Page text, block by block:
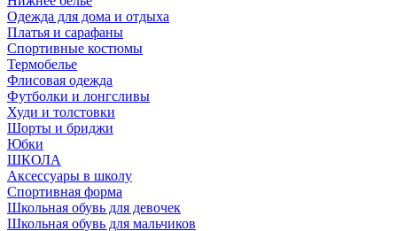
Одежда для дома и отдыха
Платья и сарафаны
Спортивные костюмы
Термобелье
Флисовая одежда
Футболки и лонгсливы
Худи и толстовки
Шорты и бриджи
Юбки
ШКОЛА
Аксессуары в школу
Спортивная форма
Школьная обувь для девочек
Школьная обувь для мальчиков